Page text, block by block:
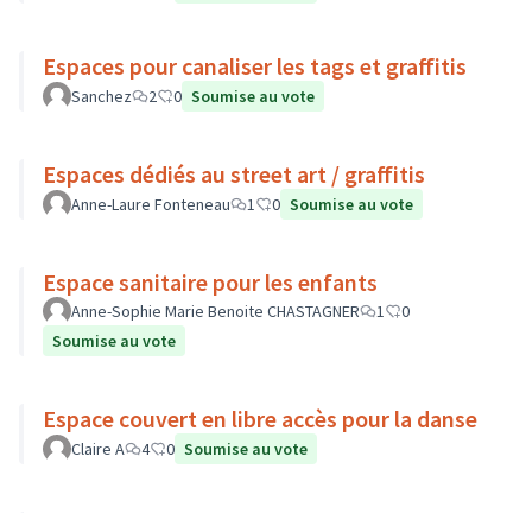
Espaces pour canaliser les tags et graffitis
Sanchez 2 0 Soumise au vote
Espaces dédiés au street art / graffitis
Anne-Laure Fonteneau 1 0 Soumise au vote
Espace sanitaire pour les enfants
Anne-Sophie Marie Benoite CHASTAGNER 1
0
Soumise au vote
Espace couvert en libre accès pour la danse
Claire A 4 0 Soumise au vote